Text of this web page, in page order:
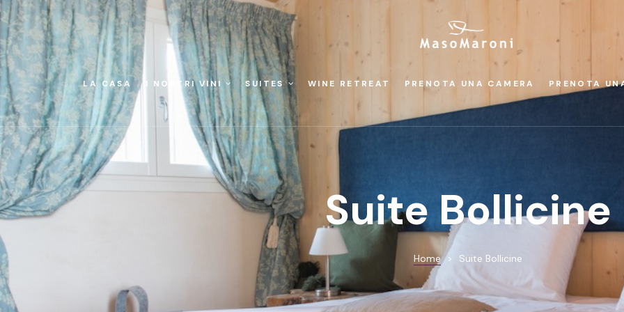
LA CASA I NOSTRI VINI SUITES WINE RETREAT PRENOTA UNA CAMERA PRENOTA
Suite Bollicine
Home > Suite Bollicine